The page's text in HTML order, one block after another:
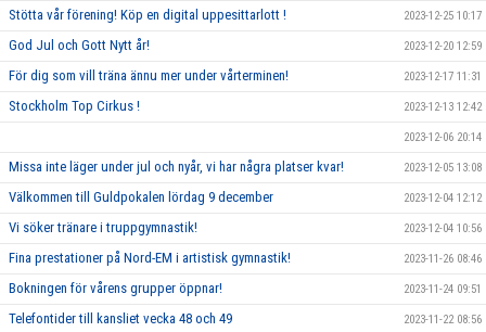
Stötta vår förening! Köp en digital uppesittarlott ! 2023-12-25 10:17
God Jul och Gott Nytt år! 2023-12-20 12:59
För dig som vill träna ännu mer under vårterminen! 2023-12-17 11:31
Stockholm Top Cirkus ! 2023-12-13 12:42
2023-12-06 20:14
Missa inte läger under jul och nyår, vi har några platser kvar! 2023-12-05 13:08
Välkommen till Guldpokalen lördag 9 december 2023-12-04 12:12
Vi söker tränare i truppgymnastik! 2023-12-04 10:56
Fina prestationer på Nord-EM i artistisk gymnastik! 2023-11-26 08:46
Bokningen för vårens grupper öppnar! 2023-11-24 09:51
Telefontider till kansliet vecka 48 och 49 2023-11-22 08:56